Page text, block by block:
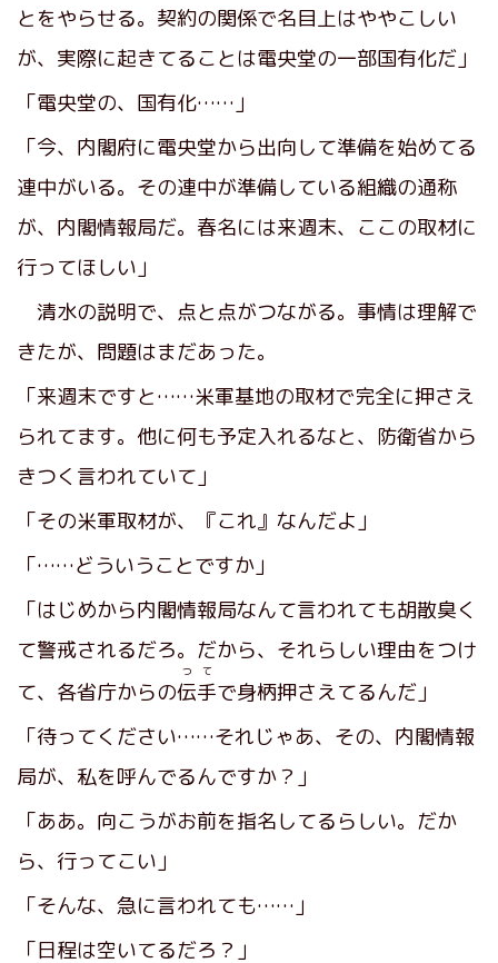
とをやらせる。契約の関係で名目上はややこしい
が、実際に起きてることは電央堂の一部国有化だ」
「電央堂の、国有化……」
「今、内閣府に電央堂から出向して準備を始めてる
連中がいる。その連中が準備している組織の通称
が、内閣情報局だ。春名には来週末、ここの取材に
行ってほしい」
清水の説明で、点と点がつながる。事情は理解で
きたが、問題はまだあった。
「来週末ですと……米軍基地の取材で完全に押さえ
られてます。他に何も予定入れるなと、防衛省から
きつく言われていて」
「その米軍取材が、『これ』なんだよ」
「……どういうことですか」
「はじめから内閣情報局なんて言われても胡散臭く
て警戒されるだろ。だから、それらしい理由をつけ
て、各省庁からの伝手
つて
で身柄押さえてるんだ」
「待ってください……それじゃあ、その、内閣情報
局が、私を呼んでるんですか？」
「ああ。向こうがお前を指名してるらしい。だか
ら、行ってこい」
「そんな、急に言われても……」
「日程は空いてるだろ？」